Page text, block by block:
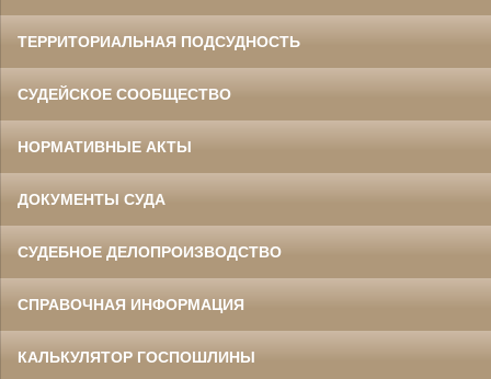
ТЕРРИТОРИАЛЬНАЯ ПОДСУДНОСТЬ
СУДЕЙСКОЕ СООБЩЕСТВО
НОРМАТИВНЫЕ АКТЫ
ДОКУМЕНТЫ СУДА
СУДЕБНОЕ ДЕЛОПРОИЗВОДСТВО
СПРАВОЧНАЯ ИНФОРМАЦИЯ
КАЛЬКУЛЯТОР ГОСПОШЛИНЫ